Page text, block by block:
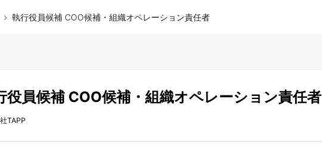
執行役員候補 COO候補・組織オペレーション責任者
役員候補 COO候補・組織オペレーション責任者
TAPP